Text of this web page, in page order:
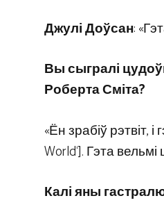
Джулі Доўсан:
Вы сыгралі
Роберта Сміта?
«Ён зрабіў рэтвіт,
World‘]. Гэта вельмі
Калі яны